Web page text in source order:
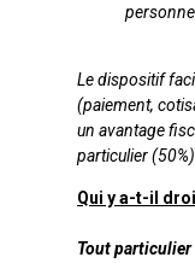
personne.
Le dispositif
(paiement,
un avantage
particulier (50%).
Qui y a-t-il
Tout particulier